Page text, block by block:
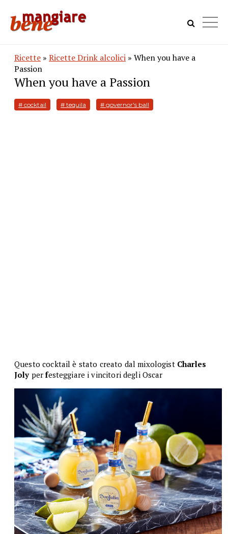
Ricette » Ricette Drink alcolici » When you have a
Passion
When you have a Passion
# cocktail # tequila # governor's ball
Questo cocktail è stato creato dal mixologist Charles
Joly per festeggiare i vincitori degli Oscar